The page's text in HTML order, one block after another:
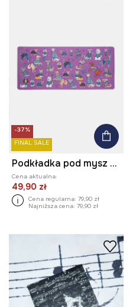
-37%
FINAL SALE
Podkładka pod mysz w psy
Cena aktualna:
49,90 zł
Cena regularna: 79,90 zł
Najniższa cena: 79,90 zł